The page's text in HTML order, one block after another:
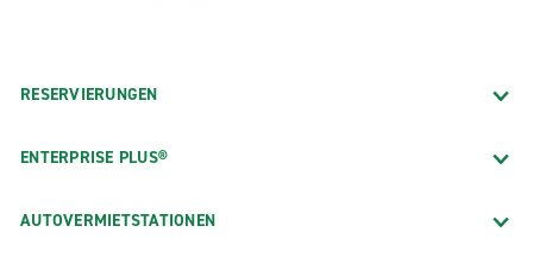
RESERVIERUNGEN
ENTERPRISE PLUS®
AUTOVERMIETSTATIONEN